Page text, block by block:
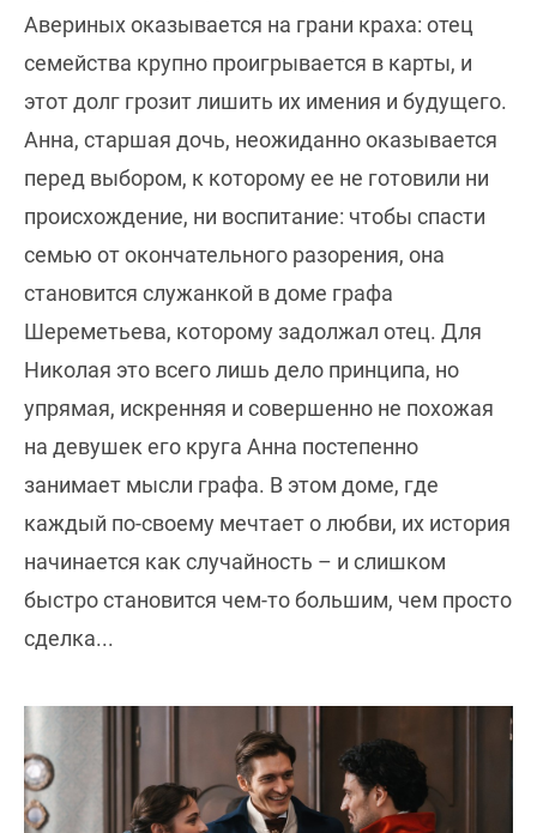
Авериных оказывается на грани краха: отец
семейства крупно проигрывается в карты, и
этот долг грозит лишить их имения и будущего.
Анна, старшая дочь, неожиданно оказывается
перед выбором, к которому ее не готовили ни
происхождение, ни воспитание: чтобы спасти
семью от окончательного разорения, она
становится служанкой в доме графа
Шереметьева, которому задолжал отец. Для
Николая это всего лишь дело принципа, но
упрямая, искренняя и совершенно не похожая
на девушек его круга Анна постепенно
занимает мысли графа. В этом доме, где
каждый по-своему мечтает о любви, их история
начинается как случайность – и слишком
быстро становится чем-то большим, чем просто
сделка...